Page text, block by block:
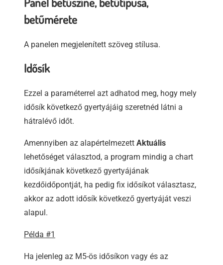
betűmérete
A panelen megjelenített szöveg stílusa.
Idősík
Ezzel a paraméterrel azt adhatod meg, hogy mely
idősík következő gyertyájáig szeretnéd látni a
hátralévő időt.
Amennyiben az alapértelmezett Aktuális
lehetőséget választod, a program mindig a chart
idősíkjának következő gyertyájának
kezdőidőpontját, ha pedig fix idősíkot választasz,
akkor az adott idősík következő gyertyáját veszi
alapul.
Példa #1
Ha jelenleg az M5-ös idősíkon vagy és az